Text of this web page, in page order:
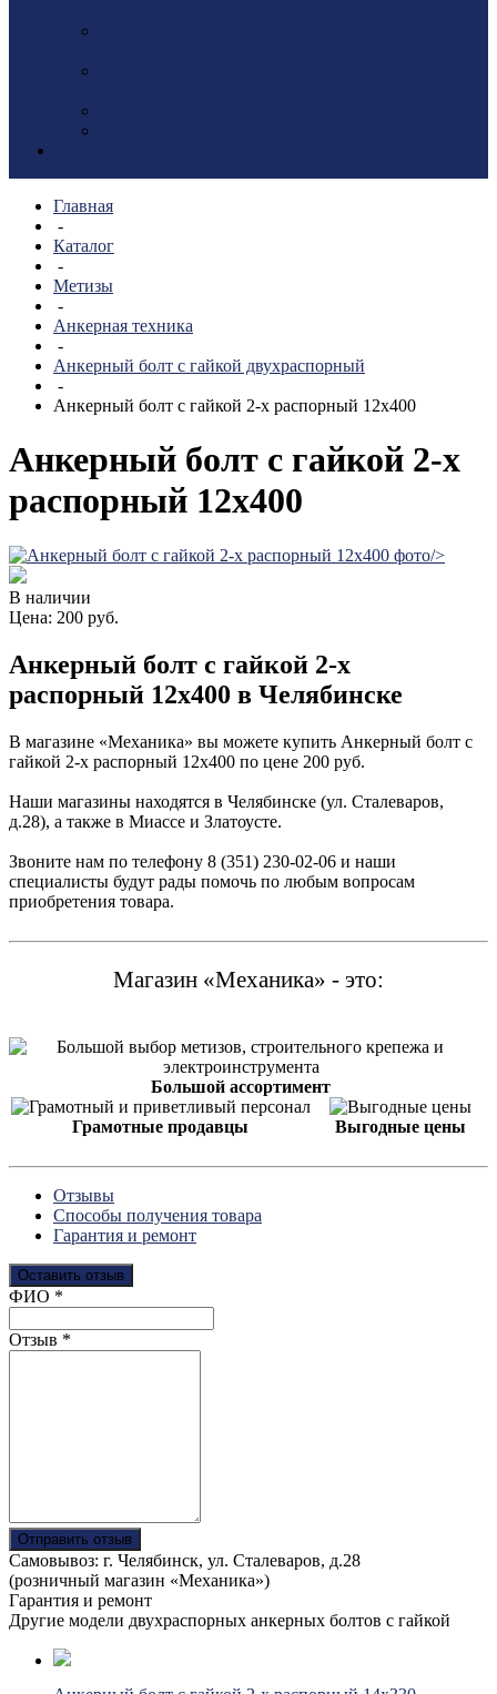
Главная
-
Каталог
-
Метизы
-
Анкерная техника
-
Анкерный болт с гайкой двухраспорный
-
Анкерный болт с гайкой 2-х распорный 12х400
Анкерный болт с гайкой 2-х
распорный 12х400
/>
В наличии
Цена: 200 руб.
Анкерный болт с гайкой 2-х
распорный 12х400 в Челябинске
В магазине «Механика» вы можете купить Анкерный болт с
гайкой 2-х распорный 12х400 по цене 200 руб.
Наши магазины находятся в Челябинске (ул. Сталеваров,
д.28), а также в Миассе и Златоусте.
Звоните нам по телефону 8 (351) 230-02-06 и наши
специалисты будут рады помочь по любым вопросам
приобретения товара.
Магазин «Механика» - это:
Большой ассортимент
Грамотные продавцы Выгодные цены
Отзывы
Способы получения товара
Гарантия и ремонт
Оставить отзыв
Ваш отзыв был отправлен!
ФИО *
Отзыв *
Отправить отзыв
Самовывоз: г. Челябинск, ул. Сталеваров, д.28
(розничный магазин «Механика»)
Гарантия и ремонт
Другие модели двухраспорных анкерных болтов с гайкой